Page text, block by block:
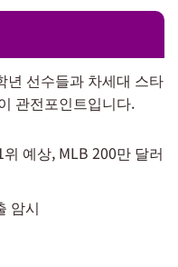
년 선수들과 차세대 스타
관전포인트입니다.
예상, MLB 200만 달러
암시